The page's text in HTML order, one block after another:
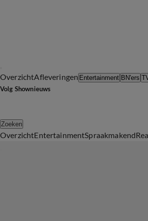
OverzichtAfleveringen Entertainment BN'ers
Volg Shownieuws
Zoeken
OverzichtEntertainmentSpraakmakend